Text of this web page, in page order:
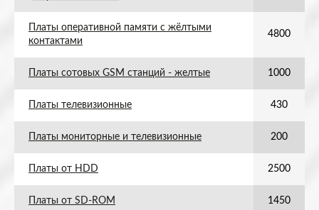
Платы оперативной памяти с жёлтыми
контактами
4800
Платы сотовых GSM станций - желтые 1000
Платы телевизионные 430
Платы мониторные и телевизионные 200
Платы от HDD 2500
Платы от SD-ROM 1450